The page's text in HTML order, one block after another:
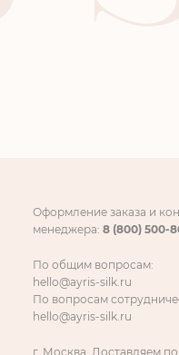
Оформление заказа и
менеджера: 8 (800) 500-
По общим вопросам:
hello@ayris-silk.ru
По вопросам
hello@ayris-silk.ru
г. Москва. Доставляем по